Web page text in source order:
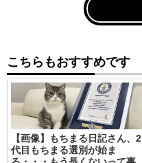
こちらもおすすめです
【画像】もちまる日記さん、2
代目もちまる選別が始ま